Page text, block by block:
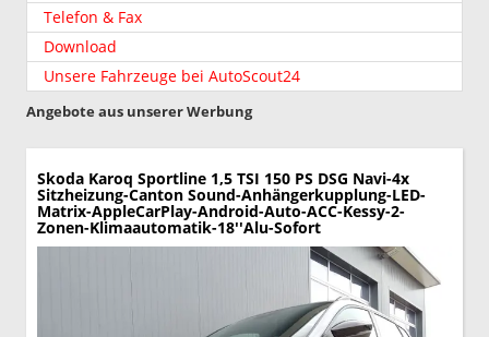
Telefon & Fax
Download
Unsere Fahrzeuge bei AutoScout24
Angebote aus unserer Werbung
Skoda Karoq Sportline 1,5 TSI 150 PS DSG Navi-4x
Sitzheizung-Canton Sound-Anhängerkupplung-LED-
Matrix-AppleCarPlay-Android-Auto-ACC-Kessy-2-
Zonen-Klimaautomatik-18''Alu-Sofort